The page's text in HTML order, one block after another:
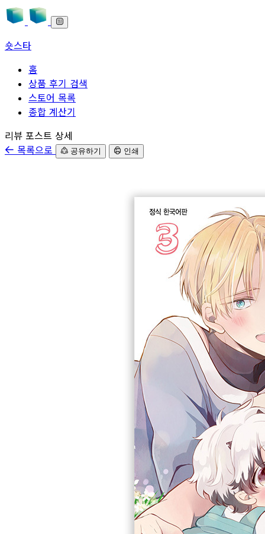
숏스타
홈
상품 후기 검색
스토어 목록
종합 계산기
본문으로 바로가기
리뷰 포스트 상세
목록으로
공유하기 인쇄